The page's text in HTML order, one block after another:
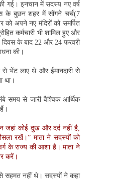
गई। इनचान में सदस्य नए वर्ष
के बुछन शहर में सोंगने चर्च(7
अपने नए मंदिरों को समर्पित
कर्मचारी भी शामिल हुए और
के बाद 22 और 24 फरवरी
की।
से भेंट लाए थे और ईमानदारी से
था।
समय से जारी वैश्विक आर्थिक
जहां कोई दुख और दर्द नहीं है,
रखें।” माता ने सदस्यों को
के राज्य की आशा है। माता ने
करें।
सहमत नहीं थे। सदस्यों ने कहा